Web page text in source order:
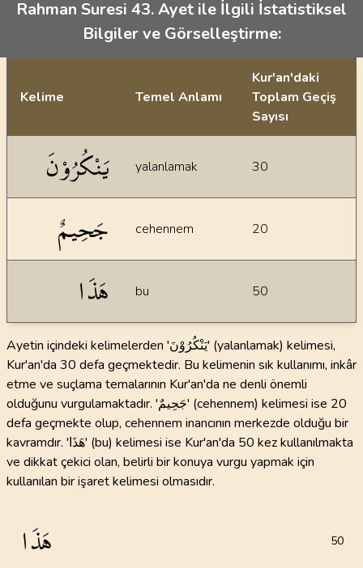
Rahman Suresi 43. Ayet ile İlgili İstatistiksel
Bilgiler ve Görselleştirme:
İstatiksel bilgiler
Kelime Temel Anlamı
Kur'an'daki
Toplam Geçiş
Sayısı
يَنْكُرُوْنَ yalanlamak 30
جَحِيمٌ cehennem 20
هَذَا bu 50
Ayetin içindeki kelimelerden 'يَنْكُرُوْنَ' (yalanlamak) kelimesi,
Kur'an'da 30 defa geçmektedir. Bu kelimenin sık kullanımı, inkâr
etme ve suçlama temalarının Kur'an'da ne denli önemli
olduğunu vurgulamaktadır. 'جَحِيمٌ' (cehennem) kelimesi ise 20
defa geçmekte olup, cehennem inancının merkezde olduğu bir
kavramdır. 'هَذَا' (bu) kelimesi ise Kur'an'da 50 kez kullanılmakta
ve dikkat çekici olan, belirli bir konuya vurgu yapmak için
kullanılan bir işaret kelimesi olmasıdır.
هَذَا 50